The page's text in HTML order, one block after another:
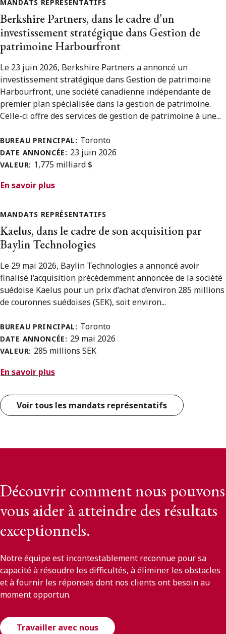
MANDATS REPRÉSENTATIFS
Berkshire Partners, dans le cadre d’un
investissement stratégique dans Gestion de
patrimoine Harbourfront
Le 23 juin 2026, Berkshire Partners a annoncé un
investissement stratégique dans Gestion de patrimoine
Harbourfront, une société canadienne indépendante de
premier plan spécialisée dans la gestion de patrimoine.
Celle-ci offre des services de gestion de patrimoine à une...
BUREAU PRINCIPAL: Toronto
DATE ANNONCÉE: 23 juin 2026
VALEUR: 1,775 milliard $
En savoir plus
MANDATS REPRÉSENTATIFS
Kaelus, dans le cadre de son acquisition par
Baylin Technologies
Le 29 mai 2026, Baylin Technologies a annoncé avoir
finalisé l’acquisition précédemment annoncée de la société
suédoise Kaelus pour un prix d’achat d’environ 285 millions
de couronnes suédoises (SEK), soit environ...
BUREAU PRINCIPAL: Toronto
DATE ANNONCÉE: 29 mai 2026
VALEUR: 285 millions SEK
En savoir plus
Voir tous les mandats représentatifs
Découvrir comment nous pouvons
vous aider à atteindre des résultats
exceptionnels.
Notre équipe est incontestablement reconnue pour sa
capacité à résoudre les difficultés, à éliminer les obstacles
et à fournir les réponses dont nos clients ont besoin au
moment opportun.
Travailler avec nous